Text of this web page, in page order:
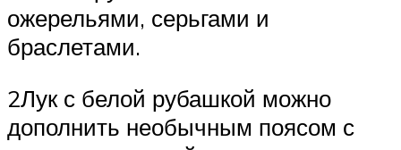
ожерельями, серьгами и
браслетами.
2Лук с белой рубашкой можно
дополнить необычным поясом с